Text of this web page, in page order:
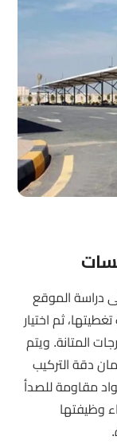
دراسة الموقع
ثم اختيار
المتانة. ويتم
دقة التركيب
مقاومة للصدأ
وظيفتها